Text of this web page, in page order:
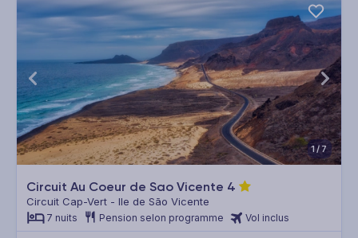
1/7
Circuit Au Coeur de Sao Vicente 4
Circuit Cap-Vert - Ile de São Vicente
7 nuits Pension selon programme Vol inclus